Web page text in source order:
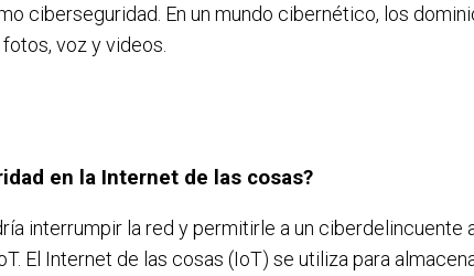
ciberseguridad. En un mundo cibernético, los
voz y videos.
en la Internet de las cosas?
interrumpir la red y permitirle a un
El Internet de las cosas (IoT) se utiliza para